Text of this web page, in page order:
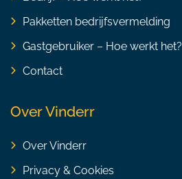
Pakketten bedrijfsvermelding
Gastgebruiker – Hoe werkt het?
Contact
Over Vinderr
Over Vinderr
Privacy & Cookies